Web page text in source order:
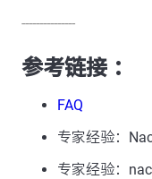
---------------
参考链接 ：
FAQ
专家经验：
专家经验：